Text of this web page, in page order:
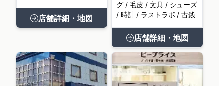
店舗詳細・地図
グ / 毛皮 / 文具 / シューズ
/ 時計 / ラストラボ / 古銭
店舗詳細・地図